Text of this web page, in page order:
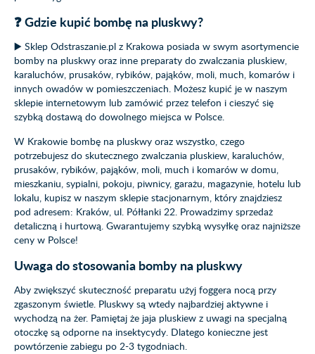
❓ Gdzie kupić bombę na pluskwy?
▶️ Sklep Odstraszanie.pl z Krakowa posiada w swym asortymencie
bomby na pluskwy oraz inne preparaty do zwalczania pluskiew,
karaluchów, prusaków, rybików, pająków, moli, much, komarów i
innych owadów w pomieszczeniach. Możesz kupić je w naszym
sklepie internetowym lub zamówić przez telefon i cieszyć się
szybką dostawą do dowolnego miejsca w Polsce.
W Krakowie bombę na pluskwy oraz wszystko, czego
potrzebujesz do skutecznego zwalczania pluskiew, karaluchów,
prusaków, rybików, pająków, moli, much i komarów w domu,
mieszkaniu, sypialni, pokoju, piwnicy, garażu, magazynie, hotelu lub
lokalu, kupisz w naszym sklepie stacjonarnym, który znajdziesz
pod adresem: Kraków, ul. Półłanki 22. Prowadzimy sprzedaż
detaliczną i hurtową. Gwarantujemy szybką wysyłkę oraz najniższe
ceny w Polsce!
Uwaga do stosowania bomby na pluskwy
Aby zwiększyć skuteczność preparatu użyj foggera nocą przy
zgaszonym świetle. Pluskwy są wtedy najbardziej aktywne i
wychodzą na żer. Pamiętaj że jaja pluskiew z uwagi na specjalną
otoczkę są odporne na insektycydy. Dlatego konieczne jest
powtórzenie zabiegu po 2-3 tygodniach.